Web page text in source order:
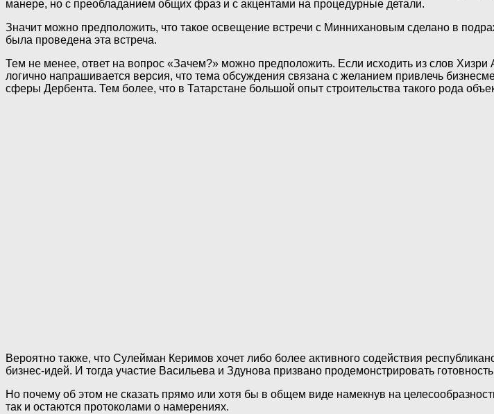
манере, но с преобладанием общих фраз и с акцентами на процедурные детали.
Значит можно предположить, что такое освещение встречи с Миннихановым сделано в
была проведена эта встреча.
Тем не менее, ответ на вопрос «Зачем?» можно предположить. Если исходить из слов Хизри
логично напрашивается версия, что тема обсуждения связана с желанием привлечь
сферы Дербента. Тем более, что в Татарстане большой опыт строительства такого рода
Вероятно также, что Сулейман Керимов хочет либо более активного содействия
бизнес-идей. И тогда участие Васильева и Здунова призвано продемонстрировать
Но почему об этом не сказать прямо или хотя бы в общем виде намекнув на
так и остаются протоколами о намерениях.